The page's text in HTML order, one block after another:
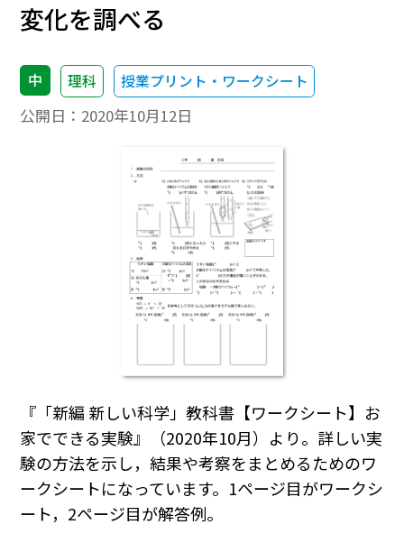
変化を調べる
中 理科 授業プリント・ワークシート
公開日： 2020年10月12日
『「新編 新しい科学」教科書【ワークシート】お
家でできる実験』（2020年10月）より。詳しい実
験の方法を示し，結果や考察をまとめるためのワ
ークシートになっています。1ページ目がワークシ
ート，2ページ目が解答例。